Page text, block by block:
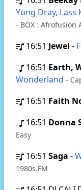
Yung Dray, Lass
- BOX : Afrofusion
16:51 Jewel -
16:51 Earth,
Wonderland -
16:51 Faith
16:51 Donna
Easy
16:51 Saga -
1980s.FM